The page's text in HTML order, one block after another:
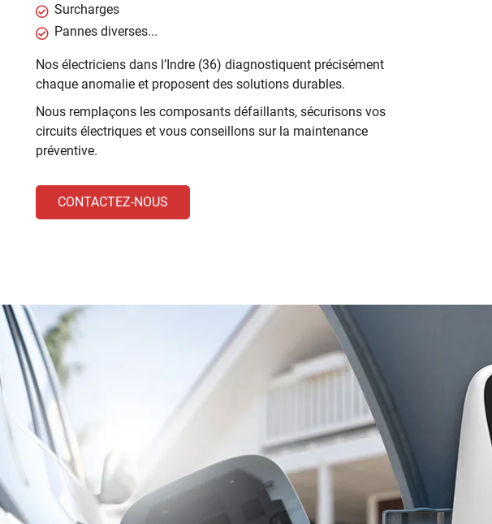
Surcharges
Pannes diverses...
Nos électriciens dans l’Indre (36) diagnostiquent précisément
chaque anomalie et proposent des solutions durables.
Nous remplaçons les composants défaillants, sécurisons vos
circuits électriques et vous conseillons sur la maintenance
préventive.
CONTACTEZ-NOUS